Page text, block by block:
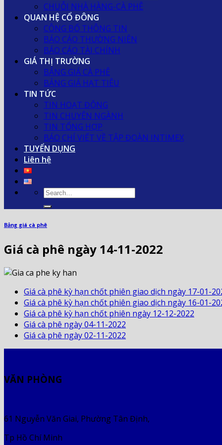
CHUỖI NHÀ HÀNG-CÀ PHÊ
QUAN HỆ CỔ ĐÔNG
CÔNG BỐ THÔNG TIN
BÁO CÁO THƯỜNG NIÊN
BÁO CÁO TÀI CHÍNH
GIÁ THỊ TRƯỜNG
BẢNG GIÁ CÀ PHÊ
BẢNG GIÁ HẠT TIÊU
TIN TỨC
TIN HOẠT ĐỘNG
TIN CHUYÊN NGÀNH
TIN TỔNG HỢP
BÁO CHÍ VIẾT VỀ TẬP ĐOÀN INTIMEX
TUYỂN DỤNG
Liên hệ
Bảng giá cà phê
Giá cà phê ngày 14-11-2022
Giá cà phê kỳ hạn chốt phiên giao dịch ngày 17-01-
Giá cà phê kỳ hạn chốt phiên giao dịch ngày 16-01-
Giá cà phê kỳ hạn chốt phiên ngày 12-12-2022
Giá cà phê ngày 04-11-2022
Giá cà phê ngày 02-11-2022
VĂN PHÒNG
61 Nguyễn Văn Giai, Phường Tân Định,
Tp Hồ Chí Minh